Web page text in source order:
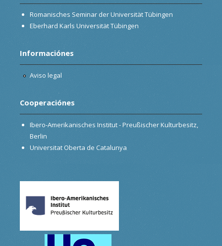
Romanisches Seminar der Universität Tübingen
Eberhard Karls Universität Tübingen
Informaciónes
Aviso legal
Cooperaciónes
Ibero-Amerikanisches Institut - Preußischer Kulturbesitz,
Berlin
Universitat Oberta de Catalunya